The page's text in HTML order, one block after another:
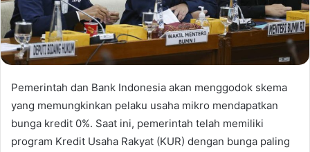
Pemerintah dan Bank Indonesia akan menggodok skema
yang memungkinkan pelaku usaha mikro mendapatkan
bunga kredit 0%. Saat ini, pemerintah telah memiliki
program Kredit Usaha Rakyat (KUR) dengan bunga paling